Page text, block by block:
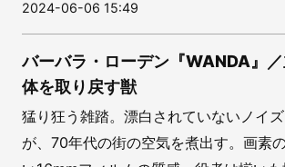
2024-06-06 15:49
バーバラ・ローデン『WANDA』
体を取り戻す獣
猛り狂う雑踏。漂白されていないノイズ
が、70年代の街の空気を煮出す。画素